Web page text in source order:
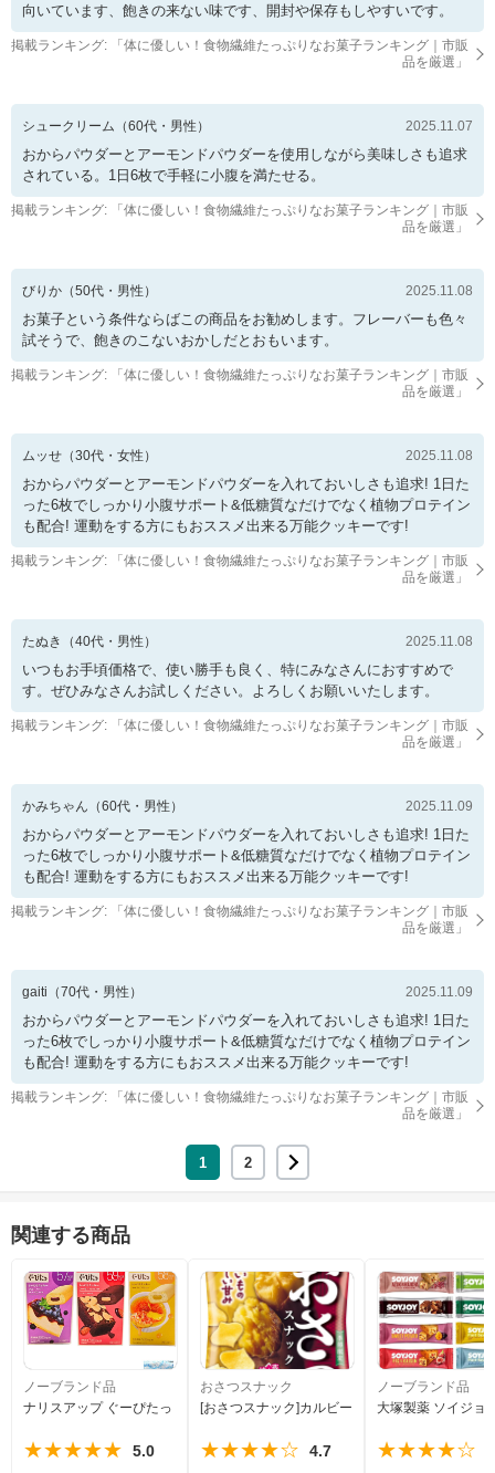
向いています、飽きの来ない味です、開封や保存もしやすいです。
掲載ランキング: 「 体に優しい！食物繊維たっぷりなお菓子ランキング｜市販
品を厳選 」
シュークリーム （60代・ 男性 ） 2025.11.07
おからパウダーとアーモンドパウダーを使用しながら美味しさも追求
されている。1日6枚で手軽に小腹を満たせる。
掲載ランキング: 「 体に優しい！食物繊維たっぷりなお菓子ランキング｜市販
品を厳選 」
びりか （50代・ 男性 ） 2025.11.08
お菓子という条件ならばこの商品をお勧めします。フレーバーも色々
試そうで、飽きのこないおかしだとおもいます。
掲載ランキング: 「 体に優しい！食物繊維たっぷりなお菓子ランキング｜市販
品を厳選 」
ムッせ （30代・ 女性 ） 2025.11.08
おからパウダーとアーモンドパウダーを入れておいしさも追求! 1日た
った6枚でしっかり小腹サポート&低糖質なだけでなく植物プロテイン
も配合! 運動をする方にもおススメ出来る万能クッキーです!
掲載ランキング: 「 体に優しい！食物繊維たっぷりなお菓子ランキング｜市販
品を厳選 」
たぬき （40代・ 男性 ） 2025.11.08
いつもお手頃価格で、使い勝手も良く、特にみなさんにおすすめで
す。ぜひみなさんお試しください。よろしくお願いいたします。
掲載ランキング: 「 体に優しい！食物繊維たっぷりなお菓子ランキング｜市販
品を厳選 」
かみちゃん （60代・ 男性 ） 2025.11.09
おからパウダーとアーモンドパウダーを入れておいしさも追求! 1日た
った6枚でしっかり小腹サポート&低糖質なだけでなく植物プロテイン
も配合! 運動をする方にもおススメ出来る万能クッキーです!
掲載ランキング: 「 体に優しい！食物繊維たっぷりなお菓子ランキング｜市販
品を厳選 」
gaiti （70代・ 男性 ） 2025.11.09
おからパウダーとアーモンドパウダーを入れておいしさも追求! 1日た
った6枚でしっかり小腹サポート&低糖質なだけでなく植物プロテイン
も配合! 運動をする方にもおススメ出来る万能クッキーです!
掲載ランキング: 「 体に優しい！食物繊維たっぷりなお菓子ランキング｜市販
品を厳選 」
1 2
関連する商品
ノーブランド品
ナリスアップ ぐーぴたっ しっとりクッキー 3種×各1個セット ビスケット 糖
★★★★★
5.0
おさつスナック
[おさつスナック]カルビー おさつスナック
★★★★☆
4.7
ノーブランド品
大塚製薬 ソイジョ
★★★★☆